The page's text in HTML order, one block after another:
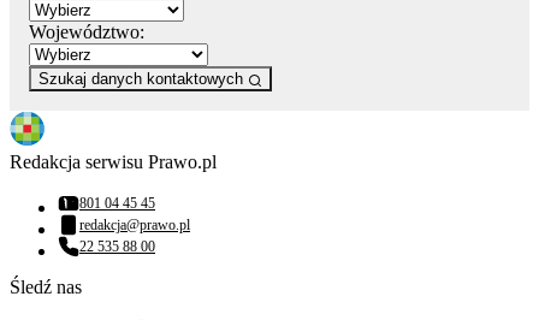
Województwo:
Szukaj danych kontaktowych
Redakcja serwisu Prawo.pl
Numer telefonu:
801 04 45 45
Adres email:
redakcja@prawo.pl
Numer telefonu:
22 535 88 00
Śledź nas